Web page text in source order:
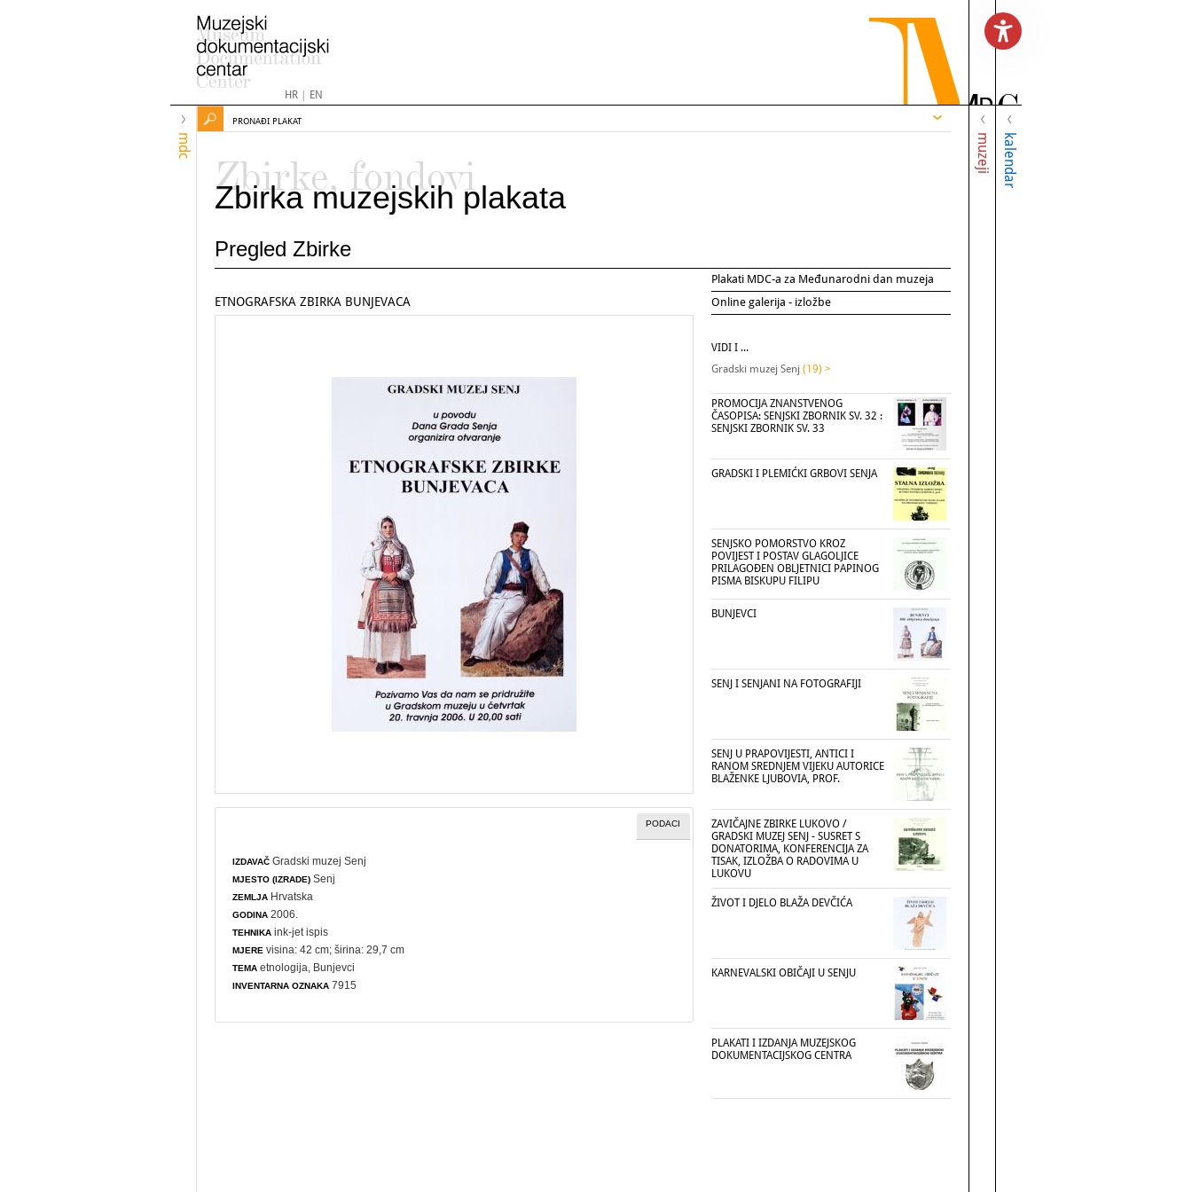
HR| EN
mdc muzeji kalendar
PRONAĐI PLAKAT
Zbirke, fondovi
Zbirka muzejskih plakata
Pregled Zbirke
Plakati MDC-a za Međunarodni dan muzeja
Online galerija - izložbe
ETNOGRAFSKA ZBIRKA BUNJEVACA
PODACI
IZDAVAČ Gradski muzej Senj
MJESTO (IZRADE) Senj
ZEMLJA Hrvatska
GODINA 2006.
TEHNIKA ink-jet ispis
MJERE visina: 42 cm; širina: 29,7 cm
TEMA etnologija , Bunjevci
INVENTARNA OZNAKA 7915
VIDI I ...
Gradski muzej Senj (19) >
PROMOCIJA ZNANSTVENOG
ČASOPISA: SENJSKI ZBORNIK SV. 32 :
SENJSKI ZBORNIK SV. 33
GRADSKI I PLEMIĆKI GRBOVI SENJA
SENJSKO POMORSTVO KROZ
POVIJEST I POSTAV GLAGOLJICE
PRILAGOĐEN OBLJETNICI PAPINOG
PISMA BISKUPU FILIPU
BUNJEVCI
SENJ I SENJANI NA FOTOGRAFIJI
SENJ U PRAPOVIJESTI, ANTICI I
RANOM SREDNJEM VIJEKU AUTORICE
BLAŽENKE LJUBOVIA, PROF.
ZAVIČAJNE ZBIRKE LUKOVO /
GRADSKI MUZEJ SENJ - SUSRET S
DONATORIMA, KONFERENCIJA ZA
TISAK, IZLOŽBA O RADOVIMA U
LUKOVU
ŽIVOT I DJELO BLAŽA DEVČIĆA
KARNEVALSKI OBIČAJI U SENJU
PLAKATI I IZDANJA MUZEJSKOG
DOKUMENTACIJSKOG CENTRA